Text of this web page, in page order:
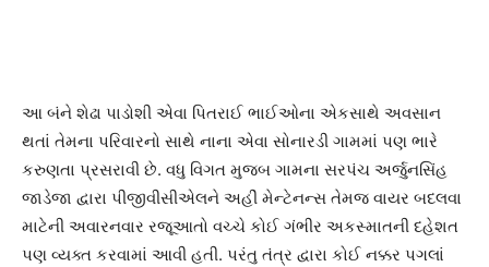
આ બંને શેઢા પાડોશી એવા પિતરાઈ ભાઈઓના એકસાથે અવસાન
થતાં તેમના પરિવારનો સાથે નાના એવા સોનારડી ગામમાં પણ ભારે
કરુણતા પ્રસરાવી છે. વધુ વિગત મુજબ ગામના સરપંચ અર્જુનસિંહ
જાડેજા દ્વારા પીજીવીસીએલને અહીં મેન્ટેનન્સ તેમજ વાયર બદલવા
માટેની અવારનવાર રજૂઆતો વચ્ચે કોઈ ગંભીર અકસ્માતની દહેશત
પણ વ્યક્ત કરવામાં આવી હતી. પરંતુ તંત્ર દ્વારા કોઈ નક્કર પગલાં